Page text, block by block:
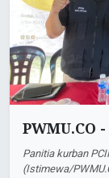
PWMU.CO -
Panitia kurban
(Istimewa/